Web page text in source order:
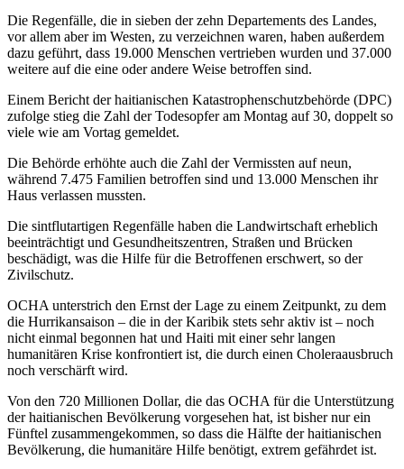
Die Regenfälle, die in sieben der zehn Departements des Landes,
vor allem aber im Westen, zu verzeichnen waren, haben außerdem
dazu geführt, dass 19.000 Menschen vertrieben wurden und 37.000
weitere auf die eine oder andere Weise betroffen sind.
Einem Bericht der haitianischen Katastrophenschutzbehörde (DPC)
zufolge stieg die Zahl der Todesopfer am Montag auf 30, doppelt so
viele wie am Vortag gemeldet.
Die Behörde erhöhte auch die Zahl der Vermissten auf neun,
während 7.475 Familien betroffen sind und 13.000 Menschen ihr
Haus verlassen mussten.
Die sintflutartigen Regenfälle haben die Landwirtschaft erheblich
beeinträchtigt und Gesundheitszentren, Straßen und Brücken
beschädigt, was die Hilfe für die Betroffenen erschwert, so der
Zivilschutz.
OCHA unterstrich den Ernst der Lage zu einem Zeitpunkt, zu dem
die Hurrikansaison – die in der Karibik stets sehr aktiv ist – noch
nicht einmal begonnen hat und Haiti mit einer sehr langen
humanitären Krise konfrontiert ist, die durch einen Choleraausbruch
noch verschärft wird.
Von den 720 Millionen Dollar, die das OCHA für die Unterstützung
der haitianischen Bevölkerung vorgesehen hat, ist bisher nur ein
Fünftel zusammengekommen, so dass die Hälfte der haitianischen
Bevölkerung, die humanitäre Hilfe benötigt, extrem gefährdet ist.